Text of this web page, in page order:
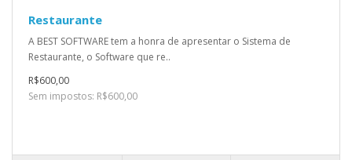
Restaurante
A BEST SOFTWARE tem a honra de apresentar o Sistema de
Restaurante, o Software que re..
R$600,00
Sem impostos: R$600,00